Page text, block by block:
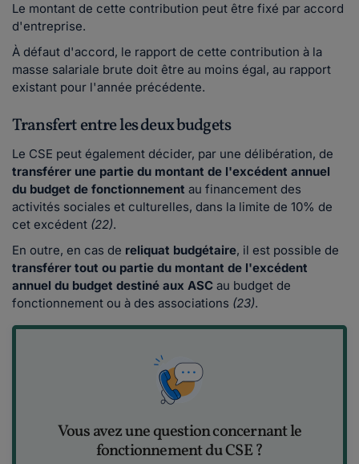
Le montant de cette contribution peut être fixé par accord
d'entreprise.
À défaut d'accord, le rapport de cette contribution à la
masse salariale brute doit être au moins égal, au rapport
existant pour l'année précédente.
Transfert entre les deux budgets
Le CSE peut également décider, par une délibération, de
transférer une partie du montant de l'excédent annuel
du budget de fonctionnement au financement des
activités sociales et culturelles, dans la limite de 10% de
cet excédent (22).
En outre, en cas de reliquat budgétaire, il est possible de
transférer tout ou partie du montant de l'excédent
annuel du budget destiné aux ASC au budget de
fonctionnement ou à des associations (23).
Vous avez une question concernant le
fonctionnement du CSE ?